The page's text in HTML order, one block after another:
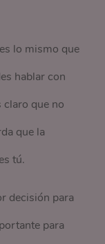
lo mismo que
hablar con
claro que no
que la
tú.
decisión para
para